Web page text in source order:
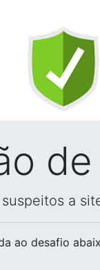
a
ao desafio